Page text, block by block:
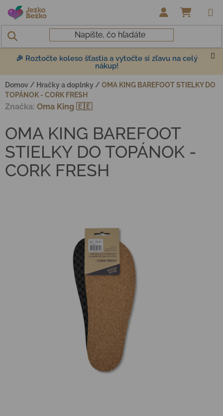
Prejsť na obsah
🎉 Roztočte koleso šťastia a vytočte si zľavu na celý
nákup!
Domov / Hračky a doplnky / OMA KING BAREFOOT STIELKY DO
TOPÁNOK - CORK FRESH
OMA KING BAREFOOT
STIELKY DO TOPÁNOK -
CORK FRESH
Značka: Oma King 🇪🇪